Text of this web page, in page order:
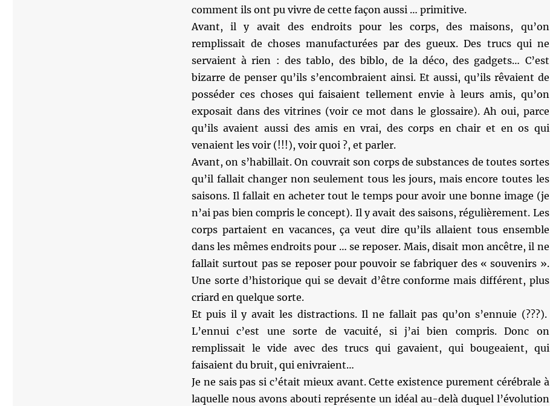
comment ils ont pu vivre de cette façon aussi … primitive.
Avant, il y avait des endroits pour les corps, des maisons, qu’on
remplissait de choses manufacturées par des gueux. Des trucs qui ne
servaient à rien : des tablo, des biblo, de la déco, des gadgets… C’est
bizarre de penser qu’ils s’encombraient ainsi. Et aussi, qu’ils rêvaient de
posséder ces choses qui faisaient tellement envie à leurs amis, qu’on
exposait dans des vitrines (voir ce mot dans le glossaire). Ah oui, parce
qu’ils avaient aussi des amis en vrai, des corps en chair et en os qui
venaient les voir (!!!), voir quoi ?, et parler.
Avant, on s’habillait. On couvrait son corps de substances de toutes sortes
qu’il fallait changer non seulement tous les jours, mais encore toutes les
saisons. Il fallait en acheter tout le temps pour avoir une bonne image (je
n’ai pas bien compris le concept). Il y avait des saisons, régulièrement. Les
corps partaient en vacances, ça veut dire qu’ils allaient tous ensemble
dans les mêmes endroits pour … se reposer. Mais, disait mon ancêtre, il ne
fallait surtout pas se reposer pour pouvoir se fabriquer des « souvenirs ».
Une sorte d’historique qui se devait d’être conforme mais différent, plus
criard en quelque sorte.
Et puis il y avait les distractions. Il ne fallait pas qu’on s’ennuie (???).
L’ennui c’est une sorte de vacuité, si j’ai bien compris. Donc on
remplissait le vide avec des trucs qui gavaient, qui bougeaient, qui
faisaient du bruit, qui enivraient…
Je ne sais pas si c’était mieux avant. Cette existence purement cérébrale à
laquelle nous avons abouti représente un idéal au-delà duquel l’évolution